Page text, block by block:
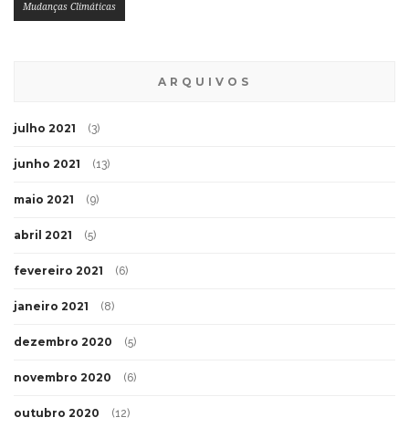
Mudanças Climáticas
ARQUIVOS
julho 2021 (3)
junho 2021 (13)
maio 2021 (9)
abril 2021 (5)
fevereiro 2021 (6)
janeiro 2021 (8)
dezembro 2020 (5)
novembro 2020 (6)
outubro 2020 (12)